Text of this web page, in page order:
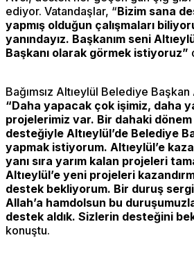
ediyor. Vatandaşlar, “Bizim sana
yapmış olduğun çalışmaları
yanındayız. Başkanım seni
Başkanı olarak görmek istiyoruz”
Bağımsız Altıeylül Belediye Başkan
“Daha yapacak çok işimiz, daha
projelerimiz var. Bir dahaki
desteğiyle Altıeylül’de Belediye
yapmak istiyorum. Altıeylül’e
yanı sıra yarım kalan projeleri
Altıeylül’e yeni projeleri
destek bekliyorum. Bir duruş
Allah’a hamdolsun bu
destek aldık. Sizlerin desteğini
konuştu.